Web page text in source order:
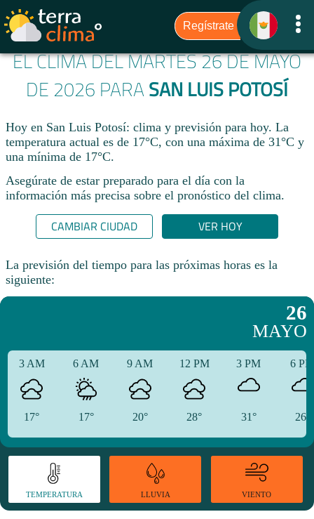
EL CLIMA DEL MARTES 26 DE MAYO
DE 2026 PARA SAN LUIS POTOSÍ
Hoy en San Luis Potosí: clima y previsión para hoy. La
temperatura actual es de 17°C, con una máxima de 31°C y
una mínima de 17°C.​
Asegúrate de estar preparado para el día con la
información más precisa sobre el pronóstico del clima.
CAMBIAR CIUDAD VER HOY
La previsión del tiempo para las próximas horas es la
siguiente:
26
MAYO
3 AM
17°
6 AM
17°
9 AM
20°
12 PM
28°
3 PM
31°
6
26°
TEMPERATURA LLUVIA VIENTO